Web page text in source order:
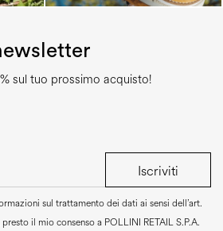
sul tuo prossimo acquisto!
Iscriviti
sul trattamento dei dati ai sensi dell’art.
il mio consenso a POLLINI RETAIL S.P.A.